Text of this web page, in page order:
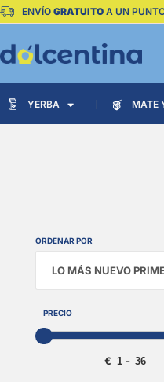
ENVÍO GRATUITO A UN
YERBA MATE
ORDENAR POR
PRECIO
€ -